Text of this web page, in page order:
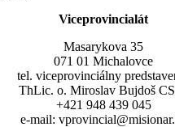
Viceprovincialát
Masarykova 35
071 01 Michalovce
tel. viceprovinciálny
ThLic. o. Miroslav Bujdoš
+421 948 439 045
e-mail: